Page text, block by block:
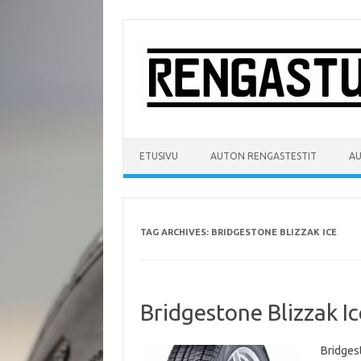
content
ETUSIVU AUTON RENGASTESTIT
TAG ARCHIVES: BRIDGESTONE BLIZZAK ICE
Bridgestone Blizzak